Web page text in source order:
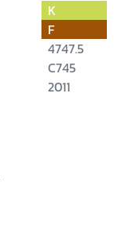
K
F
4747.5
C745
2011